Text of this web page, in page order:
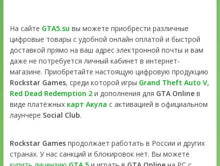
На сайте GTA5.su вы можете приобрести различные
цифровые товары с удобной онлайн оплатой и быстрой
доставкой прямо на ваш адрес электронной почты и вам
даже не потребуется личный кабинет в интернет-
магазине. Приобретайте настоящую цифровую продукцию
Rockstar Games, среди которой игры Grand Theft Auto V,
Red Dead Redemption 2и дополнения для GTA Onlineв
виде платёжных карт Акула с активацией в официальном
лаунчере Social Club.
Rockstar Gamesпродолжает работать в России и других
странах. У нас санкций и блокировок нет. Вы можете